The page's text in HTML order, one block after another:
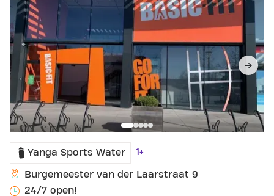
Yanga Sports Water 1+
Burgemeester van der Laarstraat 9
24/7 open!